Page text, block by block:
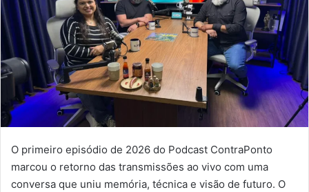
O primeiro episódio de 2026 do Podcast ContraPonto
marcou o retorno das transmissões ao vivo com uma
conversa que uniu memória, técnica e visão de futuro. O